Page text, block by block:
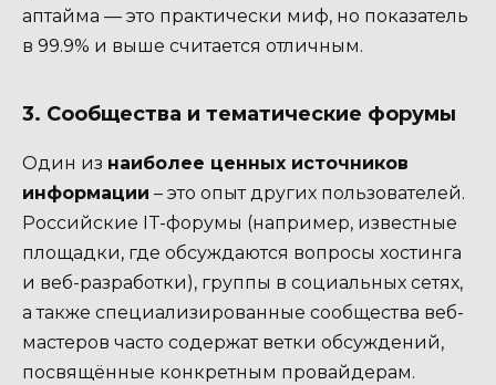
аптайма — это практически миф, но показатель
в 99.9% и выше считается отличным.
3. Сообщества и тематические форумы
Один из наиболее ценных источников
информации – это опыт других пользователей.
Российские IT-форумы (например, известные
площадки, где обсуждаются вопросы хостинга
и веб-разработки), группы в социальных сетях,
а также специализированные сообщества веб-
мастеров часто содержат ветки обсуждений,
посвящённые конкретным провайдерам.